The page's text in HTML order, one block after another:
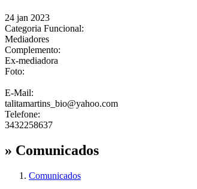
24 jan 2023
Categoria Funcional:
Mediadores
Complemento:
Ex-mediadora
Foto:
E-Mail:
talitamartins_bio@yahoo.com
Telefone:
3432258637
» Comunicados
Comunicados